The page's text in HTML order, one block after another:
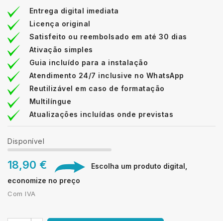
Entrega digital imediata
Licença original
Satisfeito ou reembolsado em até 30 dias
Ativação simples
Guia incluído para a instalação
Atendimento 24/7 inclusive no WhatsApp
Reutilizável em caso de formatação
Multilíngue
Atualizações incluídas onde previstas
Disponível
18,90 €
Escolha um produto digital,
economize no preço
Com IVA